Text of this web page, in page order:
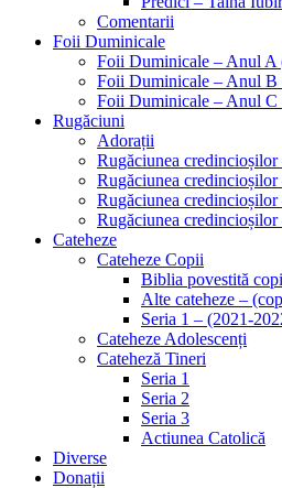
Comentarii
Foii Duminicale
Foii Duminicale – Anul A
Foii Duminicale – Anul B
Foii Duminicale – Anul C
Rugăciuni
Adorații
Rugăciunea
Rugăciunea
Rugăciunea
Rugăciunea
Cateheze
Cateheze Copii
Biblia povestită
Alte cateheze –
Seria 1 – (2021-
Cateheze Adolescenți
Cateheză Tineri
Seria 1
Seria 2
Seria 3
Actiunea Catolică
Diverse
Donații